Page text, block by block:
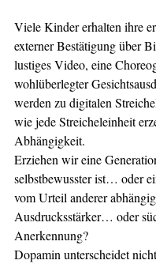
Viele Kinder erhalten ihre
externer Bestätigung über
lustiges Video, eine
wohlüberlegter
werden zu digitalen
wie jede Streicheleinheit
Abhängigkeit.
Erziehen wir eine
selbstbewusster ist… oder
vom Urteil anderer
Ausdrucksstärker… oder
Anerkennung?
Dopamin unterscheidet